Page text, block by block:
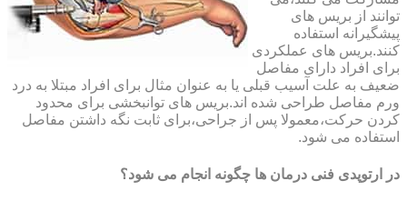
توانند از بریس های
پیشگیرانه استفاده
کنند.بریس های عملکردی
برای افراد دارای مفاصل
ضعیف به علت آسیب قبلی یا به عنوان مثال برای افراد مبتلا به درد
ورم مفاصل طراحی شده اند.بریس های توانبخشی برای محدود
کردن حرکت،معمولا پس از جراحی،برای ثابت نگه داشتن مفاصل
استفاده می شود.
در ارتوپدی فنی درمان ها چگونه انجام می شود؟